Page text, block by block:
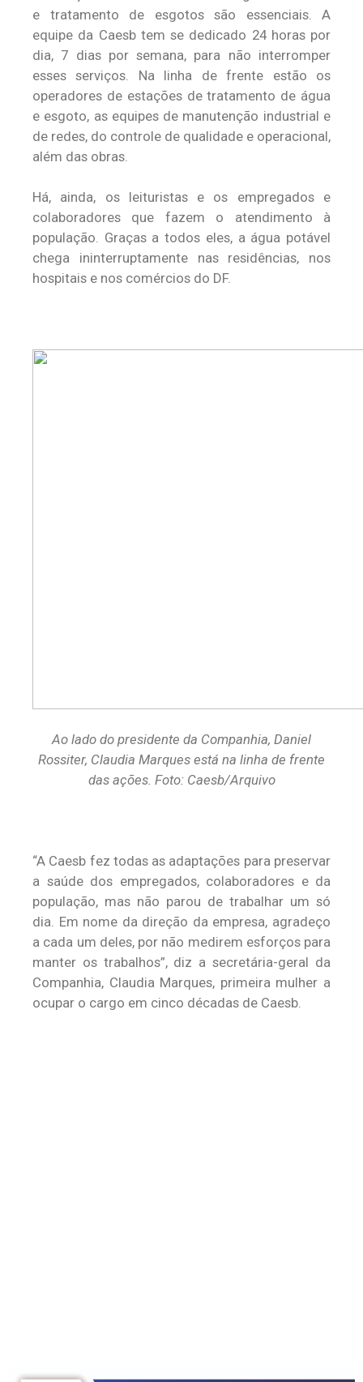
e tratamento de esgotos são essenciais. A
equipe da Caesb tem se dedicado 24 horas por
dia, 7 dias por semana, para não interromper
esses serviços. Na linha de frente estão os
operadores de estações de tratamento de água
e esgoto, as equipes de manutenção industrial e
de redes, do controle de qualidade e operacional,
além das obras.
Há, ainda, os leituristas e os empregados e
colaboradores que fazem o atendimento à
população. Graças a todos eles, a água potável
chega ininterruptamente nas residências, nos
hospitais e nos comércios do DF.
Ao lado do presidente da Companhia, Daniel
Rossiter, Claudia Marques está na linha de frente
das ações. Foto: Caesb/Arquivo
“A Caesb fez todas as adaptações para preservar
a saúde dos empregados, colaboradores e da
população, mas não parou de trabalhar um só
dia. Em nome da direção da empresa, agradeço
a cada um deles, por não medirem esforços para
manter os trabalhos”, diz a secretária-geral da
Companhia, Claudia Marques, primeira mulher a
ocupar o cargo em cinco décadas de Caesb.